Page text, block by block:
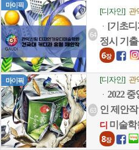
마이픽
64
[디자인] 관
ㆍ [기초디
정시 기
6장
마이픽
63
[디자인] 관
ㆍ 2022
인 제안
디 미술학
8장